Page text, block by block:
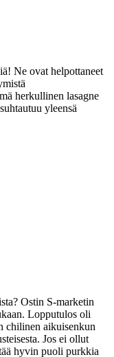
Ne ovat helpottaneet
herkullinen lasagne
yleensä
Ostin S-marketin
Lopputulos oli
chilinen aikuisenkun
Jos ei ollut
hyvin puoli purkkia